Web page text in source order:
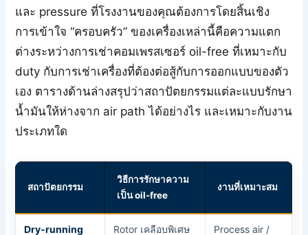
และ pressure ที่โรงงานของคุณต้องการโดยสิ้นเชิง
การเข้าใจ “ครอบครัว” ของเครื่องเหล่านี้คือความแตก
ต่างระหว่างการเช่าคอมเพรสเซอร์ oil-free ที่เหมาะกับ
duty กับการเช่าเครื่องที่ต้องต่อสู้กับการออกแบบของตัว
เอง ตารางด้านล่างสรุปว่าสถาปัตยกรรมแต่ละแบบรักษา
น้ำมันให้ห่างจาก air path ได้อย่างไร และเหมาะกับงาน
ประเภทใด
สถาปัตยกรรม
วิธีการรักษาความ
เป็น oil-free
งานที่เหมาะสม
Dry-running Rotor เคลือบพิเศษ Process air /